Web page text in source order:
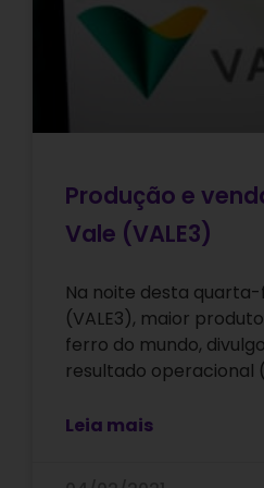
Produção e
Vale (VALE3)
Na noite desta quarta-
(VALE3), maior
ferro do mundo,
resultado operacional
Leia mais